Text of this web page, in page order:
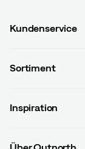
Kundenservice
Kontaktiere uns
Sortiment
Herren
Inspiration